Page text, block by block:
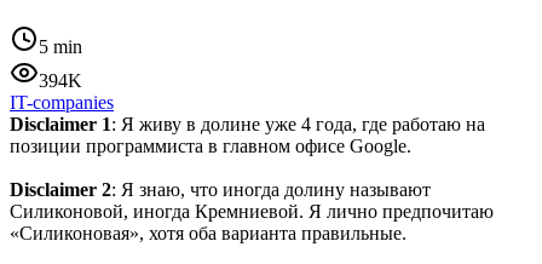
5 min
394K
IT-companies
Disclaimer 1: Я живу в долине уже 4 года, где работаю на
позиции программиста в главном офисе Google.
Disclaimer 2: Я знаю, что иногда долину называют
Силиконовой, иногда Кремниевой. Я лично предпочитаю
«Силиконовая», хотя оба варианта правильные.